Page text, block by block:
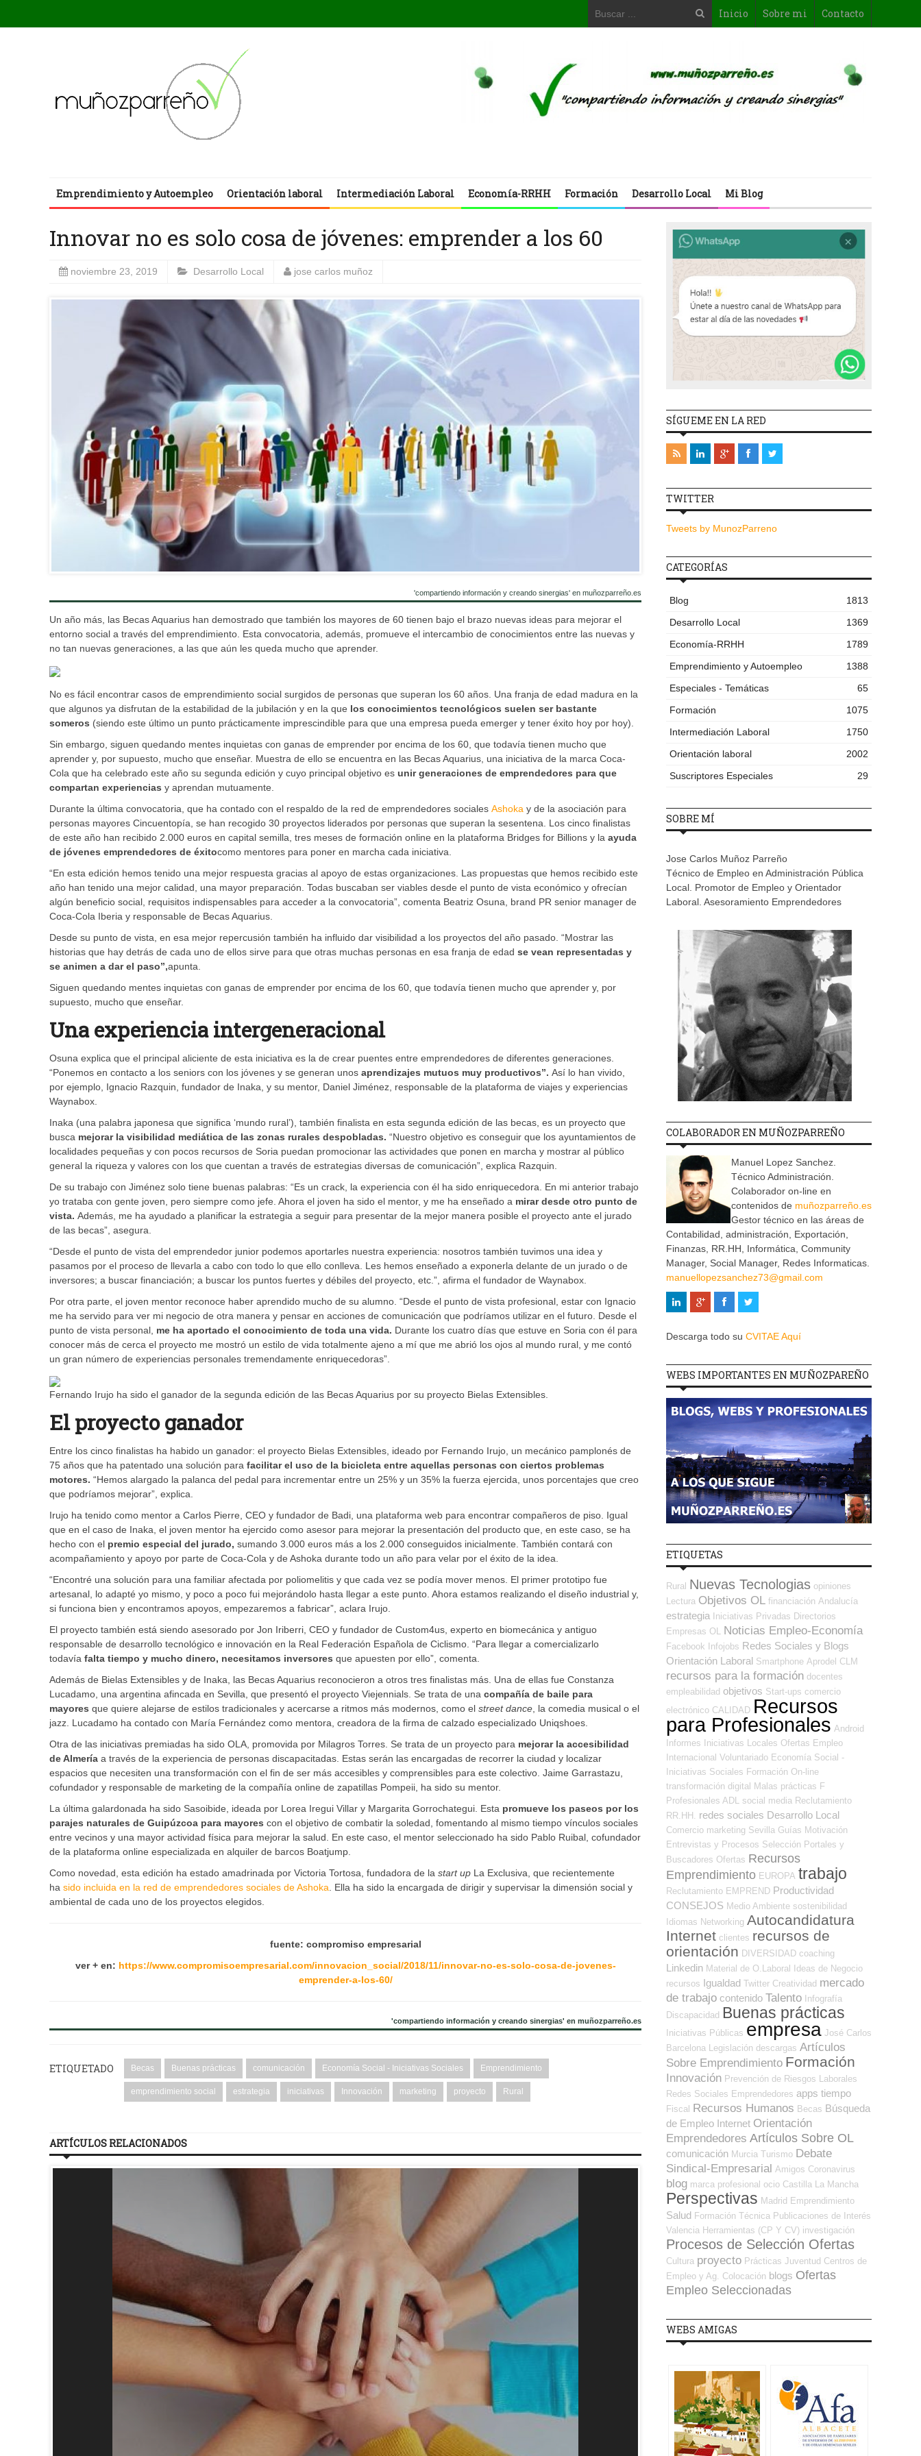
Inicio Sobre mi Contacto
Emprendimiento y Autoempleo Orientación laboral Intermediación Laboral Economía-RRHH Formación Desarrollo Local Mi Blog
Innovar no es solo cosa de jóvenes: emprender a los 60
noviembre 23, 2019 Desarrollo Local jose carlos muñoz
'compartiendo información y creando sinergias' en muñozparreño.es
Un año más, las Becas Aquarius han demostrado que también los mayores de 60 tienen bajo el brazo nuevas ideas para mejorar el
entorno social a través del emprendimiento. Esta convocatoria, además, promueve el intercambio de conocimientos entre las nuevas y
no tan nuevas generaciones, a las que aún les queda mucho que aprender.
No es fácil encontrar casos de emprendimiento social surgidos de personas que superan los 60 años. Una franja de edad madura en la
que algunos ya disfrutan de la estabilidad de la jubilación y en la que los conocimientos tecnológicos suelen ser bastante
someros (siendo este último un punto prácticamente imprescindible para que una empresa pueda emerger y tener éxito hoy por hoy).
Sin embargo, siguen quedando mentes inquietas con ganas de emprender por encima de los 60, que todavía tienen mucho que
aprender y, por supuesto, mucho que enseñar. Muestra de ello se encuentra en las Becas Aquarius, una iniciativa de la marca Coca-
Cola que ha celebrado este año su segunda edición y cuyo principal objetivo es unir generaciones de emprendedores para que
compartan experiencias y aprendan mutuamente.
Durante la última convocatoria, que ha contado con el respaldo de la red de emprendedores sociales Ashoka y de la asociación para
personas mayores Cincuentopía, se han recogido 30 proyectos liderados por personas que superan la sesentena. Los cinco finalistas
de este año han recibido 2.000 euros en capital semilla, tres meses de formación online en la plataforma Bridges for Billions y la ayuda
de jóvenes emprendedores de éxitocomo mentores para poner en marcha cada iniciativa.
“En esta edición hemos tenido una mejor respuesta gracias al apoyo de estas organizaciones. Las propuestas que hemos recibido este
año han tenido una mejor calidad, una mayor preparación. Todas buscaban ser viables desde el punto de vista económico y ofrecían
algún beneficio social, requisitos indispensables para acceder a la convocatoria”, comenta Beatriz Osuna, brand PR senior manager de
Coca-Cola Iberia y responsable de Becas Aquarius.
Desde su punto de vista, en esa mejor repercusión también ha influido dar visibilidad a los proyectos del año pasado. “Mostrar las
historias que hay detrás de cada uno de ellos sirve para que otras muchas personas en esa franja de edad se vean representadas y
se animen a dar el paso”,apunta.
Siguen quedando mentes inquietas con ganas de emprender por encima de los 60, que todavía tienen mucho que aprender y, por
supuesto, mucho que enseñar.
Una experiencia intergeneracional
Osuna explica que el principal aliciente de esta iniciativa es la de crear puentes entre emprendedores de diferentes generaciones.
“Ponemos en contacto a los seniors con los jóvenes y se generan unos aprendizajes mutuos muy productivos”. Así lo han vivido,
por ejemplo, Ignacio Razquin, fundador de Inaka, y su mentor, Daniel Jiménez, responsable de la plataforma de viajes y experiencias
Waynabox.
Inaka (una palabra japonesa que significa ‘mundo rural’), también finalista en esta segunda edición de las becas, es un proyecto que
busca mejorar la visibilidad mediática de las zonas rurales despobladas. “Nuestro objetivo es conseguir que los ayuntamientos de
localidades pequeñas y con pocos recursos de Soria puedan promocionar las actividades que ponen en marcha y mostrar al público
general la riqueza y valores con los que cuentan a través de estrategias diversas de comunicación”, explica Razquin.
De su trabajo con Jiménez solo tiene buenas palabras: “Es un crack, la experiencia con él ha sido enriquecedora. En mi anterior trabajo
yo trataba con gente joven, pero siempre como jefe. Ahora el joven ha sido el mentor, y me ha enseñado a mirar desde otro punto de
vista. Además, me ha ayudado a planificar la estrategia a seguir para presentar de la mejor manera posible el proyecto ante el jurado
de las becas”, asegura.
“Desde el punto de vista del emprendedor junior podemos aportarles nuestra experiencia: nosotros también tuvimos una idea y
pasamos por el proceso de llevarla a cabo con todo lo que ello conlleva. Les hemos enseñado a exponerla delante de un jurado o de
inversores; a buscar financiación; a buscar los puntos fuertes y débiles del proyecto, etc.”, afirma el fundador de Waynabox.
Por otra parte, el joven mentor reconoce haber aprendido mucho de su alumno. “Desde el punto de vista profesional, estar con Ignacio
me ha servido para ver mi negocio de otra manera y pensar en acciones de comunicación que podríamos utilizar en el futuro. Desde el
punto de vista personal, me ha aportado el conocimiento de toda una vida. Durante los cuatro días que estuve en Soria con él para
conocer más de cerca el proyecto me mostró un estilo de vida totalmente ajeno a mí que me abrió los ojos al mundo rural, y me contó
un gran número de experiencias personales tremendamente enriquecedoras”.
Fernando Irujo ha sido el ganador de la segunda edición de las Becas Aquarius por su proyecto Bielas Extensibles.
El proyecto ganador
Entre los cinco finalistas ha habido un ganador: el proyecto Bielas Extensibles, ideado por Fernando Irujo, un mecánico pamplonés de
75 años que ha patentado una solución para facilitar el uso de la bicicleta entre aquellas personas con ciertos problemas
motores. “Hemos alargado la palanca del pedal para incrementar entre un 25% y un 35% la fuerza ejercida, unos porcentajes que creo
que podríamos mejorar”, explica.
Irujo ha tenido como mentor a Carlos Pierre, CEO y fundador de Badi, una plataforma web para encontrar compañeros de piso. Igual
que en el caso de Inaka, el joven mentor ha ejercido como asesor para mejorar la presentación del producto que, en este caso, se ha
hecho con el premio especial del jurado, sumando 3.000 euros más a los 2.000 conseguidos inicialmente. También contará con
acompañamiento y apoyo por parte de Coca-Cola y de Ashoka durante todo un año para velar por el éxito de la idea.
“Encontré una solución para una familiar afectada por poliomelitis y que cada vez se podía mover menos. El primer prototipo fue
artesanal, lo adapté yo mismo, y poco a poco fui mejorándolo hasta llegar a este punto. Ahora estamos realizando el diseño industrial y,
si funciona bien y encontramos apoyos, empezaremos a fabricar”, aclara Irujo.
El proyecto también está siendo asesorado por Jon Iriberri, CEO y fundador de Custom4us, experto en biomecánica y antiguo
responsable de desarrollo tecnológico e innovación en la Real Federación Española de Ciclismo. “Para llegar a comercializarlo
todavía falta tiempo y mucho dinero, necesitamos inversores que apuesten por ello”, comenta.
Además de Bielas Extensibles y de Inaka, las Becas Aquarius reconocieron a otros tres finalistas más. Una de ellas fue Constanza
Lucadamo, una argentina afincada en Sevilla, que presentó el proyecto Viejennials. Se trata de una compañía de baile para
mayores que quiere alejarse de estilos tradicionales y acercarse a ritmos más modernos, como el street dance, la comedia musical o el
jazz. Lucadamo ha contado con María Fernández como mentora, creadora de la firma de calzado especializado Uniqshoes.
Otra de las iniciativas premiadas ha sido OLA, promovida por Milagros Torres. Se trata de un proyecto para mejorar la accesibilidad
de Almería a través de la experiencia de personas discapacitadas. Estas serán las encargadas de recorrer la ciudad y localizar
espacios que necesiten una transformación con el fin de ser más accesibles y comprensibles para este colectivo. Jaime Garrastazu,
cofundador y responsable de marketing de la compañía online de zapatillas Pompeii, ha sido su mentor.
La última galardonada ha sido Sasoibide, ideada por Lorea Iregui Villar y Margarita Gorrochategui. Esta promueve los paseos por los
parajes naturales de Guipúzcoa para mayores con el objetivo de combatir la soledad, fomentando al mismo tiempo vínculos sociales
entre vecinos y una mayor actividad física para mejorar la salud. En este caso, el mentor seleccionado ha sido Pablo Ruibal, cofundador
de la plataforma online especializada en alquiler de barcos Boatjump.
Como novedad, esta edición ha estado amadrinada por Victoria Tortosa, fundadora de la start up La Exclusiva, que recientemente
ha sido incluida en la red de emprendedores sociales de Ashoka. Ella ha sido la encargada de dirigir y supervisar la dimensión social y
ambiental de cada uno de los proyectos elegidos.
fuente: compromiso empresarial
ver + en: https://www.compromisoempresarial.com/innovacion_social/2018/11/innovar-no-es-solo-cosa-de-jovenes-
emprender-a-los-60/
'compartiendo información y creando sinergias' en muñozparreño.es
ETIQUETADO Becas Buenas prácticas comunicación Economía Social - Iniciativas Sociales Emprendimiento
emprendimiento social estrategia iniciativas Innovación marketing proyecto Rural
ARTÍCULOS RELACIONADOS
SÍGUEME EN LA RED
TWITTER
Tweets by MunozParreno
CATEGORÍAS
Blog
1813
Desarrollo Local
1369
Economía-RRHH
1789
Emprendimiento y Autoempleo
1388
Especiales - Temáticas
65
Formación
1075
Intermediación Laboral
1750
Orientación laboral
2002
Suscriptores Especiales
29
SOBRE MÍ
Jose Carlos Muñoz Parreño
Técnico de Empleo en Administración Pública
Local. Promotor de Empleo y Orientador
Laboral. Asesoramiento Emprendedores
COLABORADOR EN MUÑOZPARREÑO
Manuel Lopez Sanchez.
Técnico Administración.
Colaborador on-line en
contenidos de muñozparreño.es
Gestor técnico en las áreas de
Contabilidad, administración, Exportación,
Finanzas, RR.HH, Informática, Community
Manager, Social Manager, Redes Informaticas.
manuellopezsanchez73@gmail.com
Descarga todo su CVITAE Aquí
WEBS IMPORTANTES EN MUÑOZPAREÑO
ETIQUETAS
Rural Nuevas Tecnologias opiniones
Lectura Objetivos OL financiación Andalucía
estrategia Iniciativas Privadas Directorios
Empresas OL
Noticias Empleo-Economía
Facebook Infojobs Redes Sociales y Blogs
Orientación Laboral Smartphone Aprodel CLM
recursos para la formación docentes
empleabilidad objetivos Start-ups comercio
electrónico CALIDAD Recursos
para Profesionales Android
Informes
Iniciativas Locales Ofertas Empleo
Internacional Voluntariado Economía Social -
Iniciativas Sociales Formación On-line
transformación digital
Malas prácticas F
Profesionales ADL
social media Reclutamiento
RR.HH.
redes sociales Desarrollo Local
Comercio marketing Sevilla Guías Motivación
Entrevistas y Procesos Selección Portales y
Buscadores Ofertas Recursos
Emprendimiento EUROPA trabajo
Reclutamiento EMPREND Productividad
CONSEJOS Medio Ambiente sostenibilidad
Idiomas Networking Autocandidatura
Internet clientes recursos de
orientación DIVERSIDAD coaching
Linkedin Material de O.Laboral
Ideas de Negocio
recursos Igualdad Twitter Creatividad mercado
de trabajo contenido Talento Infografía
Discapacidad Buenas prácticas
Iniciativas Públicas empresa José Carlos
Barcelona
Legislación descargas Artículos
Sobre Emprendimiento Formación
Innovación Prevención de Riesgos Laborales
Redes Sociales Emprendedores apps tiempo
Fiscal Recursos Humanos Becas Búsqueda
de Empleo Internet Orientación
Emprendedores Artículos Sobre OL
comunicación Murcia Turismo Debate
Sindical-Empresarial Amigos Coronavirus
blog marca profesional ocio Castilla La Mancha
Perspectivas Madrid Emprendimiento
Salud Formación Técnica Publicaciones de Interés
Valencia Herramientas (CP Y CV) investigación
Procesos de Selección Ofertas
Cultura proyecto Prácticas Juventud Centros de
Empleo y Ag. Colocación blogs Ofertas
Empleo Seleccionadas
WEBS AMIGAS